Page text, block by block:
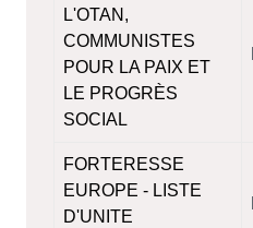
L'OTAN,
COMMUNISTES
POUR LA PAIX ET
LE PROGRÈS
SOCIAL
FORTERESSE
EUROPE - LISTE
D'UNITE